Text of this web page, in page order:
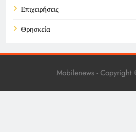
Επιχειρήσεις
Θρησκεία
Πολιτική
Mobilenews -